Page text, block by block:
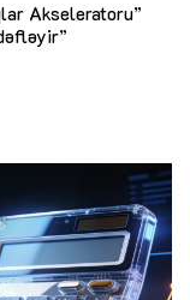
Akseleratoru”